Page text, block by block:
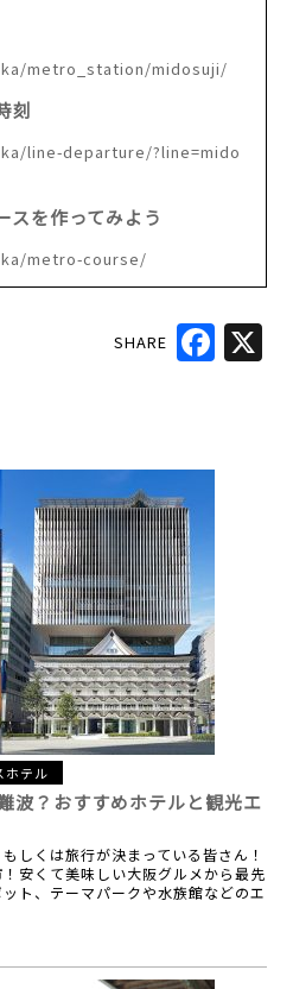
metro_station/midosuji/
刻
line-departure/?line=mido
スを作ってみよう
metro-course/
SHARE
ホテル
波？ おすすめホテルと観光エ
しくは旅行が決まっている皆さん！
安くて美味しい大阪グルメから最先
ト、テーマパークや水族館などのエ